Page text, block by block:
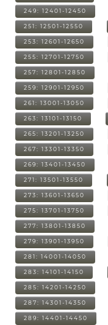
249: 12401-12450
251: 12501-12550
253: 12601-12650
255: 12701-12750
257: 12801-12850
259: 12901-12950
261: 13001-13050
263: 13101-13150
265: 13201-13250
267: 13301-13350
269: 13401-13450
271: 13501-13550
273: 13601-13650
275: 13701-13750
277: 13801-13850
279: 13901-13950
281: 14001-14050
283: 14101-14150
285: 14201-14250
287: 14301-14350
289: 14401-14450